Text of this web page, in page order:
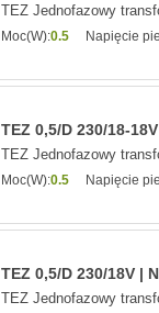
TEZ Jednofazowy
Moc(W):0.5 Napięcie
TEZ 0,5/D 230/18-
TEZ Jednofazowy
Moc(W):0.5 Napięcie
TEZ 0,5/D 230/18V |
TEZ Jednofazowy